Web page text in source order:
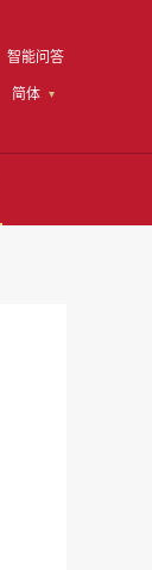
智能问答
简体